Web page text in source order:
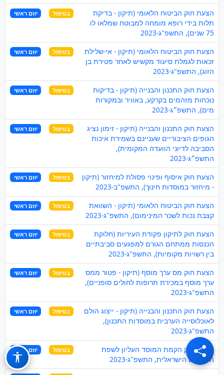
הצעת חוק הביטוח הלאומי (תיקון - בדיקת
תלות בידי רופא מומחה למבוטח שמלאו לו
75 שנים), התשפ"ג-2023
בטיפול יוזם ראשי
הצעת חוק הביטוח הלאומי (תיקון - אי-שלילת
זכאות לגמלת סיעוד מקשיש לאחר פטירת בן
הזוג), התשפ"ג-2023
בטיפול יוזם ראשי
הצעת חוק התכנון והבנייה (תיקון - בדיקות
נוכחות מזהמים בקרקע, באוויר ובמקורות
מים), התשפ״ג-2023
בטיפול יוזם ראשי
הצעת חוק התכנון והבנייה (תיקון - זימון נציג
הגופים הציבוריים שעניינם בשמירת איכות
הסביבה לדיוני הוועדה המקומית),
התשפ״ג-2023
בטיפול יוזם ראשי
הצעת חוק איסוף ופינוי פסולת למיחזור (תיקון
- מיחזור במוסדות חינוך), התשפ"ב-2023
בטיפול יוזם ראשי
הצעת חוק הביטוח הלאומי (תיקון - השוואת
קצבת נכות לשכר המינימום), התשפ"ג-2023
בטיפול יוזם ראשי
הצעת חוק לתיקון פקודת העיריות (חלוקת
הכנסות ממתחם הגורם למפגעים סביבתיים
בין רשויות מקומיות), התשפ"ג-2023
בטיפול יוזם ראשי
הצעת חוק מס ערך מוסף (תיקון - פטור ממס
ערך מוסף במכירת תרופות לחולים סופניים),
התשפ"ג-2023
בטיפול יוזם ראשי
הצעת חוק התכנון והבנייה (תיקון - ייצוג הולם
לאוכלוסייה הערבית במוסדות התכנון),
התשפ"ג-2023
בטיפול יוזם ראשי
הצעת חוק הקמת המוסד העליון לשפת
הסימנים הישראלית, התשפ"ג-2023
בטיפול יוזם ראשי